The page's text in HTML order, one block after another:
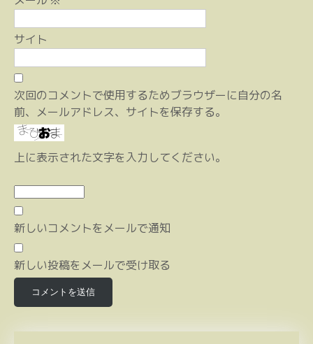
サイト
次回のコメントで使用するためブラウザーに自分の名
前、メールアドレス、サイトを保存する。
上に表示された文字を入力してください。
新しいコメントをメールで通知
新しい投稿をメールで受け取る